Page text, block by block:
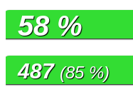
58 %
487 (85 %)